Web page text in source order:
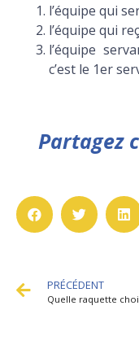
l’équipe qui
l’équipe qui
l’équipe
c’est le 1er
Partagez
PRÉCÉDENT